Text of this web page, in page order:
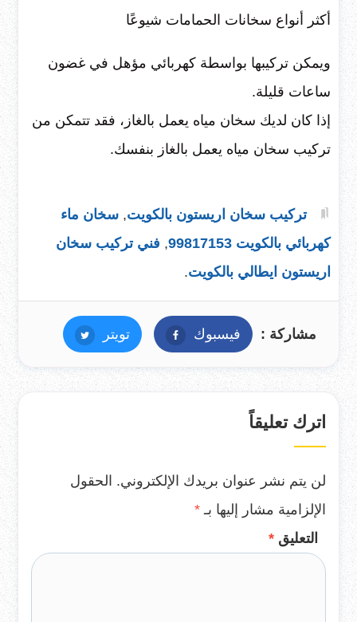
أكثر أنواع سخانات الحمامات شيوعًا
ويمكن تركيبها بواسطة كهربائي مؤهل في غضون
ساعات قليلة.
إذا كان لديك سخان مياه يعمل بالغاز، فقد تتمكن من
تركيب سخان مياه يعمل بالغاز بنفسك.
تركيب سخان اريستون بالكويت, سخان ماء
كهربائي بالكويت 99817153
, فني تركيب سخان
اريستون ايطالي بالكويت.
مشاركة : فيسبوك فيسبوكتويتر تويتر
اترك تعليقاً
لن يتم نشر عنوان بريدك الإلكتروني. الحقول
الإلزامية مشار إليها بـ *
التعليق *